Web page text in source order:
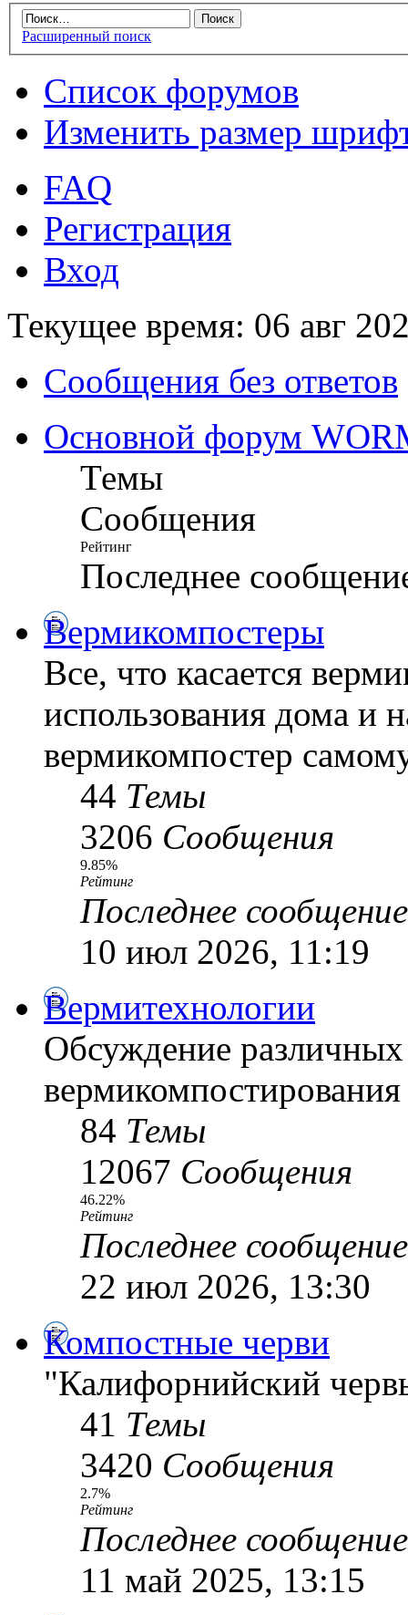
Расширенный поиск
Список форумов
Изменить размер
FAQ
Регистрация
Вход
Текущее время: 06 авг
Сообщения без ответов
Основной форум
Темы
Сообщения
Рейтинг
Последнее
Вермикомпостеры
Все, что касается
использования дома и
вермикомпостер
44 Темы
3206 Сообщения
9.85%
Рейтинг
Последнее сообщение
10 июл 2026, 11:19
Вермитехнологии
Обсуждение различных
вермикомпостирования
84 Темы
12067 Сообщения
46.22%
Рейтинг
Последнее сообщение
22 июл 2026, 13:30
Компостные черви
"Калифорнийский
41 Темы
3420 Сообщения
2.7%
Рейтинг
Последнее сообщение
11 май 2025, 13:15